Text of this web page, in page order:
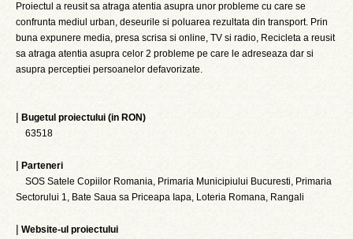
Proiectul a reusit sa atraga atentia asupra unor probleme cu care se
confrunta mediul urban, deseurile si poluarea rezultata din transport. Prin
buna expunere media, presa scrisa si online, TV si radio, Recicleta a reusit
sa atraga atentia asupra celor 2 probleme pe care le adreseaza dar si
asupra perceptiei persoanelor defavorizate.
| Bugetul proiectului (in RON)
63518
| Parteneri
SOS Satele Copiilor Romania, Primaria Municipiului Bucuresti, Primaria
Sectorului 1, Bate Saua sa Priceapa Iapa, Loteria Romana, Rangali
| Website-ul proiectului